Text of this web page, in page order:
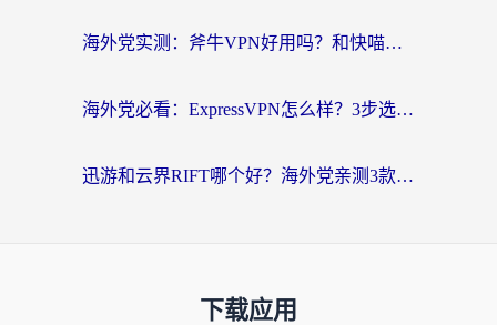
海外党实测：斧牛VPN好用吗？和快喵VPN对比哪个回国效果更好？附3款热门加速器深度分析
海外党必看：ExpressVPN怎么样？3步选对回国加速器，无缝刷国内剧玩手游
迅游和云界RIFT哪个好？海外党亲测3款回国加速器，教你无缝刷国内剧玩游戏
下载应用